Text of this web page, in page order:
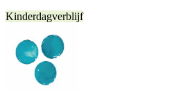
Kinderdagverblijf